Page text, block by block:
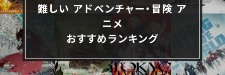
難しい アドベンチャー・冒険 ア
ニメ
おすすめランキング